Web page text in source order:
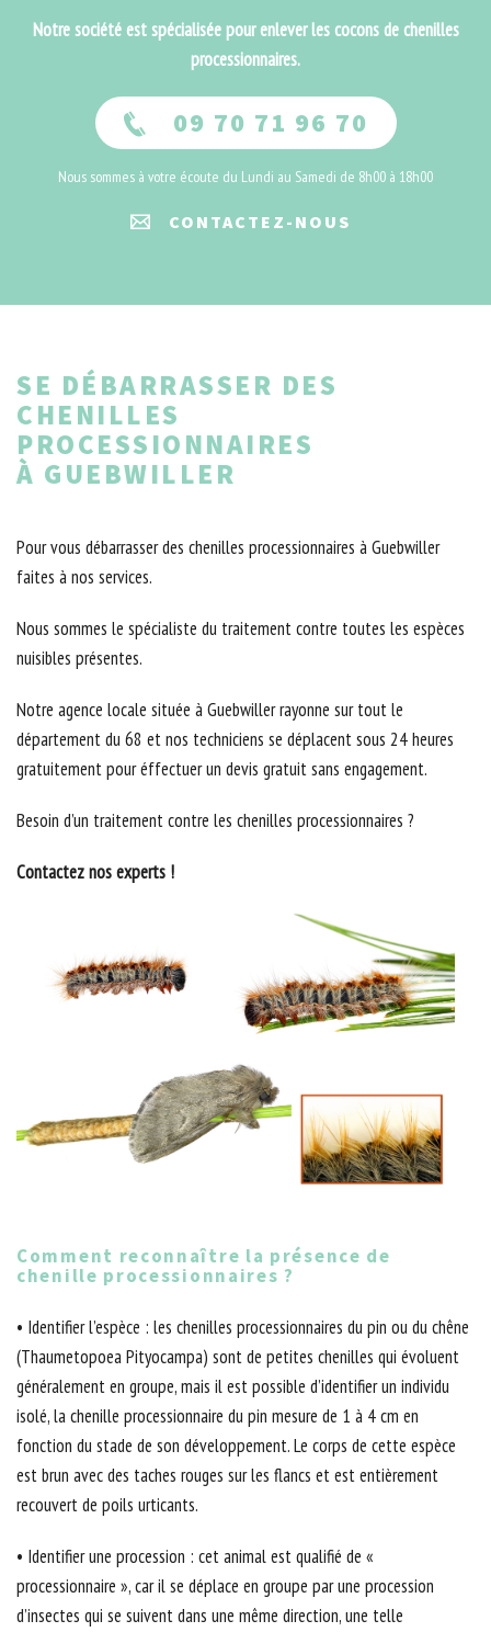
Notre société est spécialisée pour enlever les cocons de chenilles
processionnaires.
09 70 71 96 70
Nous sommes à votre écoute du Lundi au Samedi de 8h00 à 18h00
CONTACTEZ-NOUS
SE DÉBARRASSER DES
CHENILLES
PROCESSIONNAIRES
À GUEBWILLER
Pour vous débarrasser des chenilles processionnaires à Guebwiller
faites à nos services.
Nous sommes le spécialiste du traitement contre toutes les espèces
nuisibles présentes.
Notre agence locale située à Guebwiller rayonne sur tout le
département du 68 et nos techniciens se déplacent sous 24 heures
gratuitement pour éffectuer un devis gratuit sans engagement.
Besoin d’un traitement contre les chenilles processionnaires ?
Contactez nos experts !
Comment reconnaître la présence de
chenille processionnaires ?
• Identifier l’espèce : les chenilles processionnaires du pin ou du chêne
(Thaumetopoea Pityocampa) sont de petites chenilles qui évoluent
généralement en groupe, mais il est possible d’identifier un individu
isolé, la chenille processionnaire du pin mesure de 1 à 4 cm en
fonction du stade de son développement. Le corps de cette espèce
est brun avec des taches rouges sur les flancs et est entièrement
recouvert de poils urticants.
• Identifier une procession : cet animal est qualifié de «
processionnaire », car il se déplace en groupe par une procession
d’insectes qui se suivent dans une même direction, une telle